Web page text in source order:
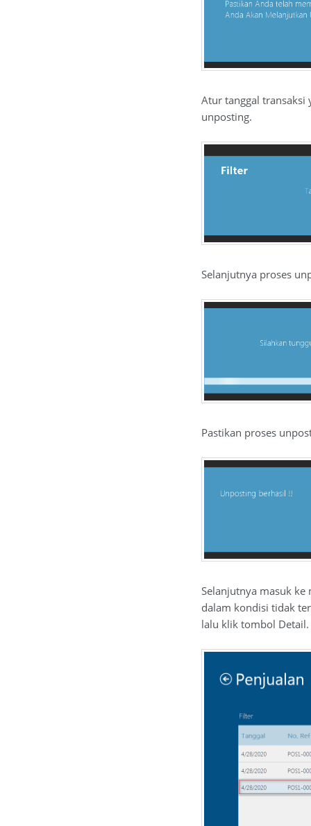
Atur tanggal
unposting.
Selanjutnya proses
Pastikan proses
Selanjutnya masuk ke
dalam kondisi tidak
lalu klik tombol Detail.